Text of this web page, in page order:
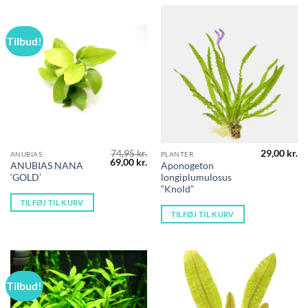
Tilbud!
ANUBIAS
ANUBIAS NANA
‘GOLD’
74,95kr.
Den
oprindelige
69,00 kr.Den
aktuelle
pris
TILFØJ TIL KURV
PLANTER
Aponogeton
longiplumulosus
“Knold”
29,00 kr.
TILFØJ TIL KURV
Tilbud!